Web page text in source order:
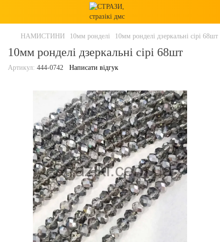
НАМИСТИНИ 10мм ронделі 10мм ронделі дзеркальні сірі 68шт
10мм ронделі дзеркальні сірі 68шт
Артикул: 444-0742 Написати відгук